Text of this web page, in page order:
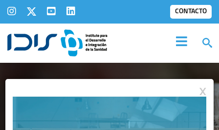
CONTACTO
X